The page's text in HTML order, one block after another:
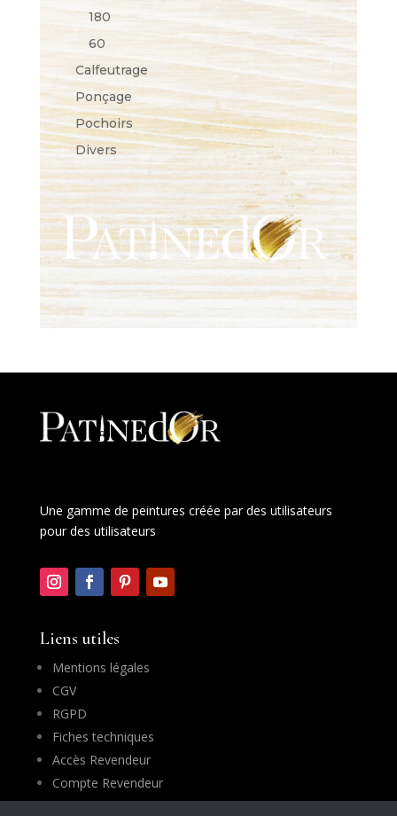
180
60
Calfeutrage
Ponçage
Pochoirs
Divers
Une gamme de peintures créée par des utilisateurs
pour des utilisateurs
Liens utiles
Mentions légales
CGV
RGPD
Fiches techniques
Accès Revendeur
Compte Revendeur